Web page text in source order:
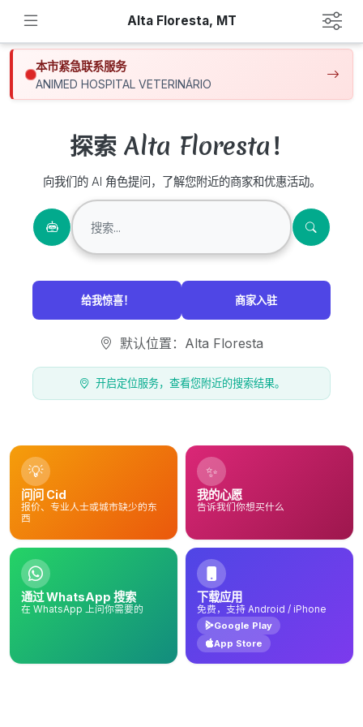
Alta Floresta, MT
本市紧急联系服务
ANIMED HOSPITAL VETERINÁRIO
探索 Alta Floresta！
向我们的 AI 角色提问，了解您附近的商家和优惠活动。
给我惊喜！ 商家入驻
默认位置：Alta Floresta
开启定位服务，查看您附近的搜索结果。
💡
问问 Cid
报价、专业人士或城市缺少的东
西
✨
我的心愿
告诉我们你想买什么
通过 WhatsApp 搜索
在 WhatsApp 上问你需要的
下载应用
免费，支持 Android / iPhone
Google Play
App Store